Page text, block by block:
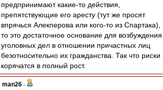
предпринимают какие-то действия,
препятствующие его аресту (тут же просят
впрячься Алекперова или кого-то из Спартака),
то это достаточное основание для возбуждения
уголовных дел в отношении причастных лиц
безотносительно их гражданства. Так что риски
корячатся в полный рост.
man26 -